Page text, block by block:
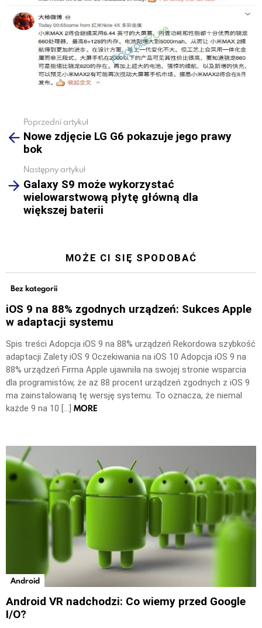
more
Poprzedni artykuł
Nowe zdjęcie LG G6 pokazuje jego prawy
bok
Następny artykuł
Galaxy S9 może wykorzystać
wielowarstwową płytę główną dla
większej baterii
MOŻE CI SIĘ SPODOBAĆ
Bez kategorii
iOS 9 na 88% zgodnych urządzeń: Sukces Apple
w adaptacji systemu
Spis treści Adopcja iOS 9 na 88% urządzeń Rekordowa szybkość
adaptacji Zalety iOS 9 Oczekiwania na iOS 10 Adopcja iOS 9 na
88% urządzeń Firma Apple ujawniła na swojej stronie wsparcia
dla programistów, że aż 88 procent urządzeń zgodnych z iOS 9
ma zainstalowaną tę wersję systemu. To oznacza, że niemal
każde 9 na 10 […] MORE
Android
Android VR nadchodzi: Co wiemy przed Google
I/O?